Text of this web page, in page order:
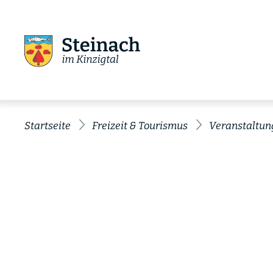
Startseite Freizeit & Tourismus